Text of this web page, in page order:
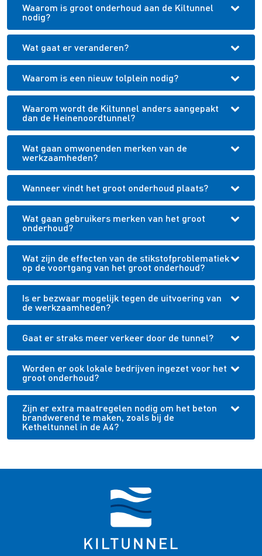
Waarom is groot onderhoud aan de Kiltunnel
nodig?
Wat gaat er veranderen?
Waarom is een nieuw tolplein nodig?
Waarom wordt de Kiltunnel anders aangepakt
dan de Heinenoordtunnel?
Wat gaan omwonenden merken van de
werkzaamheden?
Wanneer vindt het groot onderhoud plaats?
Wat gaan gebruikers merken van het groot
onderhoud?
Wat zijn de effecten van de stikstofproblematiek
op de voortgang van het groot onderhoud?
Is er bezwaar mogelijk tegen de uitvoering van
de werkzaamheden?
Gaat er straks meer verkeer door de tunnel?
Worden er ook lokale bedrijven ingezet voor het
groot onderhoud?
Zijn er extra maatregelen nodig om het beton
brandwerend te maken, zoals bij de
Ketheltunnel in de A4?